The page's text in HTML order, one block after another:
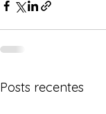
Posts recentes